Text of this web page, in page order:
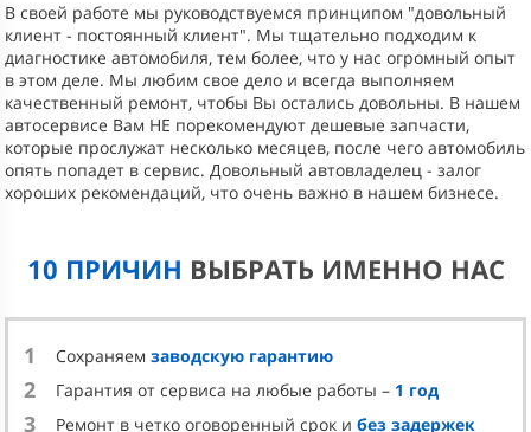
В своей работе мы руководствуемся принципом "довольный
клиент - постоянный клиент". Мы тщательно подходим к
диагностике автомобиля, тем более, что у нас огромный опыт
в этом деле. Мы любим свое дело и всегда выполняем
качественный ремонт, чтобы Вы остались довольны. В нашем
автосервисе Вам НЕ порекомендуют дешевые запчасти,
которые прослужат несколько месяцев, после чего автомобиль
опять попадет в сервис. Довольный автовладелец - залог
хороших рекомендаций, что очень важно в нашем бизнесе.
10 ПРИЧИН ВЫБРАТЬ ИМЕННО НАС
1 Сохраняемзаводскую гарантию
2 Гарантия от сервиса на любые работы – 1 год
3 Ремонт в четко оговоренный срок ибез задержек